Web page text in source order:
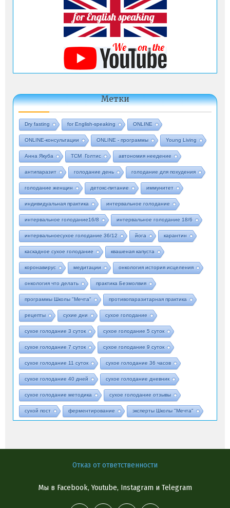
Метки
Dry fasting for English-speaking ONLINE
ONLINE-консультации ONLINE - программы Young Living
Анна Якуба ТСМ Голтис автономия неедение
антипаразит голодание день голодание для похудения
голодание женщин детокс-питание иммунитет
индивидуальная практика интервальное голодание
интервальное голодание16/8 интервальное голодание 18/6
интервальноесухое голодание 36/12 йога карантин
каскадное сухое голодание квашеная капуста
коронавирус медитации онкология история исцеления
онкология что делать практика Безмолвия
программы Школы "Мечта" противопаразитарная практика
рецепты сухие дни сухое голодание
сухое голодание 3 суток сухое голодание 5 суток
сухое голодание 7 суток сухое голодание 9 суток
сухое голодание 11 суток сухое голодание 36 часов
сухое голодание 40 дней сухое голодание дневник
сухое голодание методика сухое голодание отзывы
сухой пост ферментирование эксперты Школы "Мечта"
Отказ от ответственности
Мы в Facebook, Youtube, Instagram и Telegram